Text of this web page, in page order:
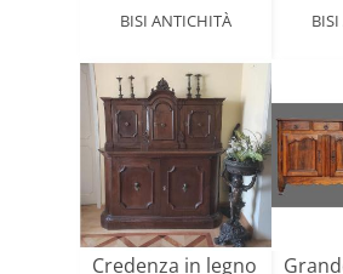
BISI ANTICHITÀ
Credenza in legno